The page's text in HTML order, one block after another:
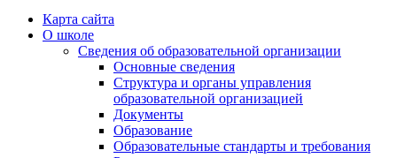
Карта сайта
О школе
Сведения об образовательной организации
Основные сведения
Структура и органы управления
образовательной организацией
Документы
Образование
Образовательные стандарты и требования